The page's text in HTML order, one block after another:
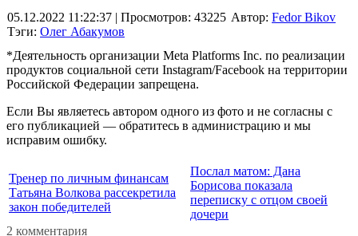
05.12.2022 11:22:37 | Просмотров: 43225
Тэги: Олег Абакумов
Автор: Fedor Bikov
*Деятельность организации Meta Platforms Inc. по реализации
продуктов социальной сети Instagram/Facebook на территории
Российской Федерации запрещена.
Если Вы являетесь автором одного из фото и не согласны с
его публикацией — обратитесь в администрацию и мы
исправим ошибку.
Тренер по личным финансам
Татьяна Волкова рассекретила
закон победителей
Послал матом: Дана
Борисова показала
переписку с отцом своей
дочери
2 комментария